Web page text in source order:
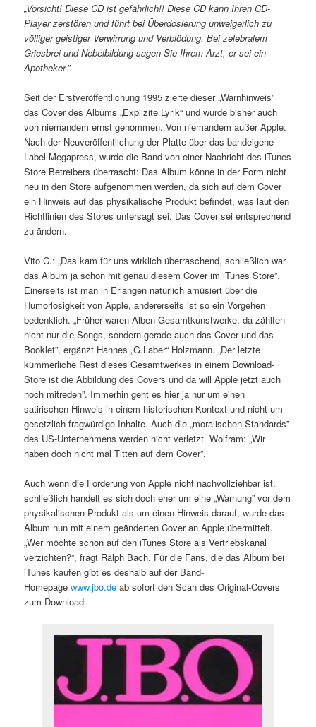
„Vorsicht! Diese CD ist gefährlich!! Diese CD kann Ihren CD-
Player zerstören und führt bei Überdosierung unweigerlich zu
völliger geistiger Verwirrung und Verblödung. Bei zelebralem
Griesbrei und Nebelbildung sagen Sie Ihrem Arzt, er sei ein
Apotheker.”
Seit der Erstveröffentlichung 1995 zierte dieser „Warnhinweis”
das Cover des Albums „Explizite Lyrik“ und wurde bisher auch
von niemandem ernst genommen. Von niemandem außer Apple.
Nach der Neuveröffentlichung der Platte über das bandeigene
Label Megapress, wurde die Band von einer Nachricht des iTunes
Store Betreibers überrascht: Das Album könne in der Form nicht
neu in den Store aufgenommen werden, da sich auf dem Cover
ein Hinweis auf das physikalische Produkt befindet, was laut den
Richtlinien des Stores untersagt sei. Das Cover sei entsprechend
zu ändern.
Vito C.: „Das kam für uns wirklich überraschend, schließlich war
das Album ja schon mit genau diesem Cover im iTunes Store”.
Einerseits ist man in Erlangen natürlich amüsiert über die
Humorlosigkeit von Apple, andererseits ist so ein Vorgehen
bedenklich. „Früher waren Alben Gesamtkunstwerke, da zählten
nicht nur die Songs, sondern gerade auch das Cover und das
Booklet”, ergänzt Hannes „G.Laber“ Holzmann. „Der letzte
kümmerliche Rest dieses Gesamtwerkes in einem Download-
Store ist die Abbildung des Covers und da will Apple jetzt auch
noch mitreden”. Immerhin geht es hier ja nur um einen
satirischen Hinweis in einem historischen Kontext und nicht um
gesetzlich fragwürdige Inhalte. Auch die „moralischen Standards”
des US-Unternehmens werden nicht verletzt. Wolfram: „Wir
haben doch nicht mal Titten auf dem Cover”.
Auch wenn die Forderung von Apple nicht nachvollziehbar ist,
schließlich handelt es sich doch eher um eine „Warnung” vor dem
physikalischen Produkt als um einen Hinweis darauf, wurde das
Album nun mit einem geänderten Cover an Apple übermittelt.
„Wer möchte schon auf den iTunes Store als Vertriebskanal
verzichten?”, fragt Ralph Bach. Für die Fans, die das Album bei
iTunes kaufen gibt es deshalb auf der Band-
Homepagewww.jbo.de ab sofort den Scan des Original-Covers
zum Download.